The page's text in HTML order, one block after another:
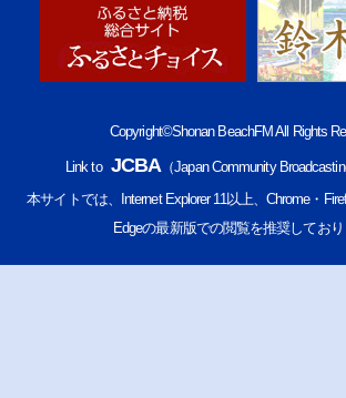
Copyright©Shonan BeachFM All Rights
Link to JCBA（Japan Community
本サイトでは、Internet Explorer 11以上、Chrome・
Edgeの最新版での閲覧を推奨しており